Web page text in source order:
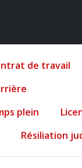
de travail
plein
Résiliation